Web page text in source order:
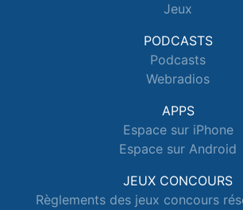
Jeux
PODCASTS
Podcasts
Webradios
APPS
Espace sur iPhone
Espace sur Android
JEUX CONCOURS
Règlements des jeux concours